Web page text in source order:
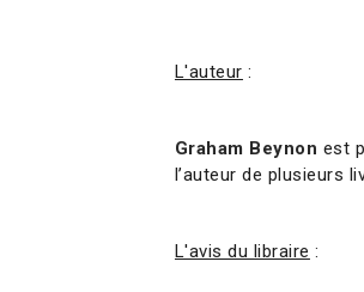
L'auteur :
Graham Beynon est
l’auteur de plusieurs
L'avis du libraire :